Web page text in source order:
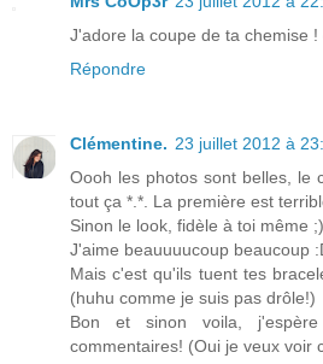
J'adore la coupe de ta chemise !
Répondre
Clémentine. 23 juillet 2012 à
Oooh les photos sont belles, le
tout ça *.*. La première est
Sinon le look, fidèle à toi même ;)
J'aime beauuuucoup beaucoup
Mais c'est qu'ils tuent tes
(huhu comme je suis pas drôle!)
Bon et sinon voila,
commentaires! (Oui je veux voir